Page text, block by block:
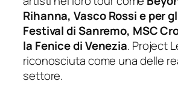
Rihanna, Vasco Rossi e per
Festival di Sanremo, MSC
la Fenice di Venezia. Project
riconosciuta come una delle
settore.